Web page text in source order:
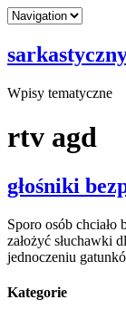
Wpisy tematyczne
rtv agd
głośniki
Sporo osób chciało
założyć słuchawki
jednoczeniu
Kategorie